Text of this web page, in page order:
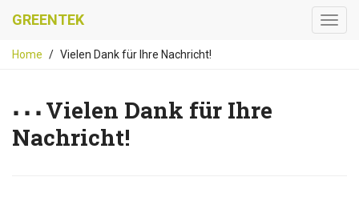
GREENTEK
Home Vielen Dank für Ihre Nachricht!
Vielen Dank für Ihre
Nachricht!